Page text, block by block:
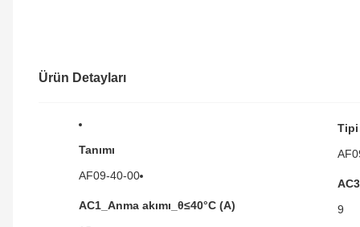
Ürün Detayları
Tanımı
AF09-40-00
AC1_Anma akımı_θ≤40°C (A)
Tipi
9